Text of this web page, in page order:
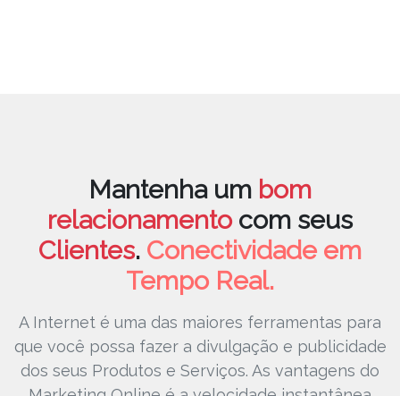
Mantenha um bom
relacionamentocom seus
Clientes. Conectividade em
Tempo Real.
A Internet é uma das maiores ferramentas para
que você possa fazer a divulgação e publicidade
dos seus Produtos e Serviços. As vantagens do